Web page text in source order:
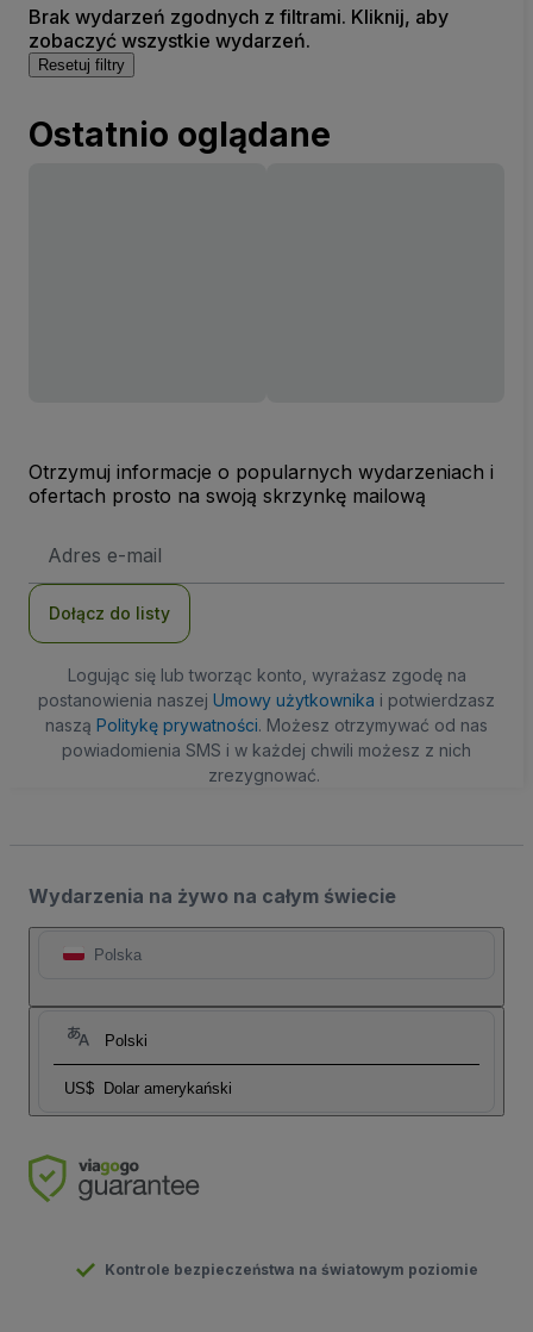
Brak wydarzeń zgodnych z filtrami. Kliknij, aby
zobaczyć wszystkie wydarzeń.
Resetuj filtry
Ostatnio oglądane
Otrzymuj informacje o popularnych wydarzeniach i
ofertach prosto na swoją skrzynkę mailową
e-
Dołącz do listy
Logując się lub tworząc konto, wyrażasz zgodę na
postanowienia naszej Umowy użytkownika i potwierdzasz
naszą Politykę prywatności. Możesz otrzymywać od nas
powiadomienia SMS i w każdej chwili możesz z nich
zrezygnować.
Wydarzenia na żywo na całym świecie
Polska
Polski
US$ Dolar amerykański
Kontrole bezpieczeństwa na światowym poziomie